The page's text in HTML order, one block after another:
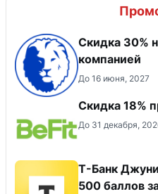
Скидка 30%
компанией
До 16 июня, 2027
Скидка 18%
До 31 декабря,
Т-Банк
500 баллов